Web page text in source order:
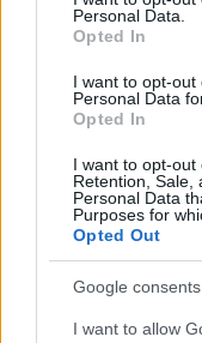
Personal Data.
Opted In
I want to opt-
Personal Data
Opted In
I want to opt-out
Retention, Sale,
Personal Data
Purposes for
Opted Out
Google consents
I want to allow
minori,
Gallura,
50mila
Meteo